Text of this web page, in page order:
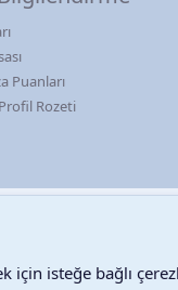
Puanları
Rozeti